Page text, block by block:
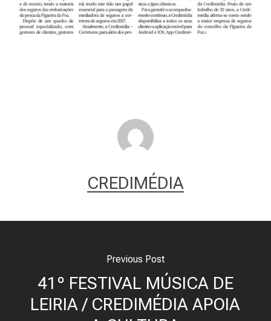
CREDIMÉDIA
Previous Post
41º FESTIVAL MÚSICA DE
LEIRIA / CREDIMÉDIA APOIA